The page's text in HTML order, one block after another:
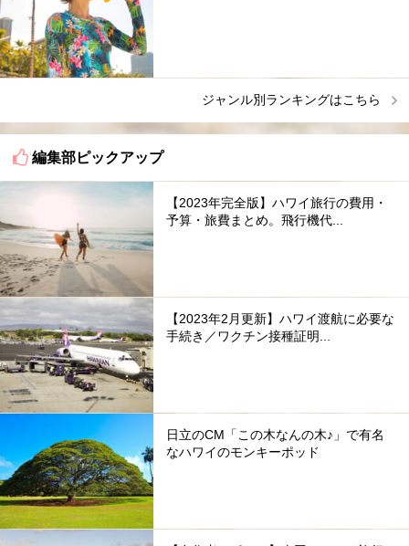
ジャンル別ランキングはこちら
編集部ピックアップ
【2023年完全版】ハワイ旅行の費用・
予算・旅費まとめ。飛行機代...
【2023年2月更新】ハワイ渡航に必要な
手続き／ワクチン接種証明...
日立のCM「この木なんの木♪」で有名
なハワイのモンキーポッド